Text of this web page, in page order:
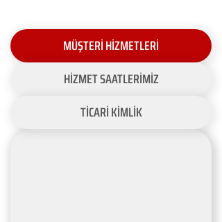
MÜŞTERİ HİZMETLERİ
HİZMET SAATLERİMİZ
TİCARİ KİMLİK